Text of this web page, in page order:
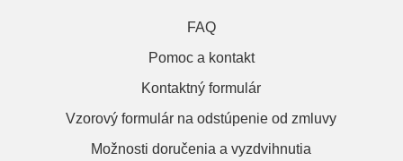
FAQ
Pomoc a kontakt
Kontaktný formulár
Vzorový formulár na odstúpenie od zmluvy
Možnosti doručenia a vyzdvihnutia